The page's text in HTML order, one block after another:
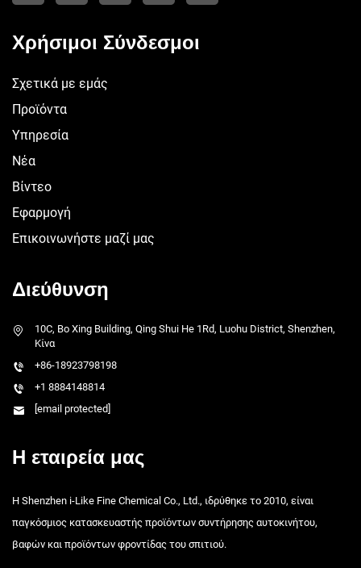
Χρήσιμοι Σύνδεσμοι
Σχετικά με εμάς
Προϊόντα
Υπηρεσία
Νέα
Βίντεο
Εφαρμογή
Επικοινωνήστε μαζί μας
Διεύθυνση
10C, Bo Xing Building, Qing Shui He 1Rd, Luohu District, Shenzhen,
Κίνα
+86-18923798198
+1 8884148814
[email protected]
Η εταιρεία μας
Η Shenzhen i-Like Fine Chemical Co., Ltd., ιδρύθηκε το 2010, είναι
παγκόσμιος κατασκευαστής προϊόντων συντήρησης αυτοκινήτου,
βαφών και προϊόντων φροντίδας του σπιτιού.